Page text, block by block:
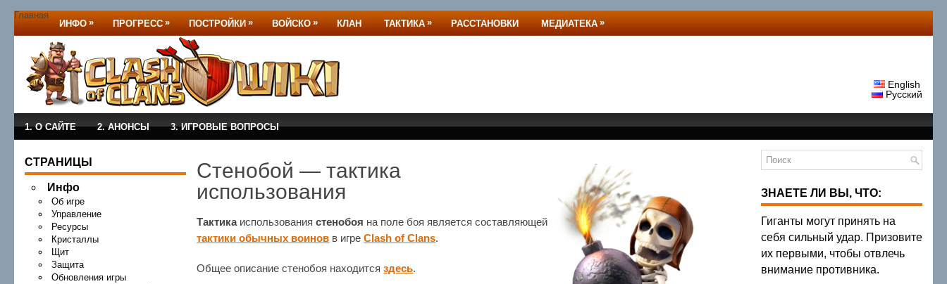
Главная
ИНФО » ПРОГРЕСС » ПОСТРОЙКИ » ВОЙСКО » КЛАН ТАКТИКА » РАССТАНОВКИ МЕДИАТЕКА »
English
Русский
1. О САЙТЕ 2. АНОНСЫ 3. ИГРОВЫЕ ВОПРОСЫ
СТРАНИЦЫ
Инфо
Об игре
Управление
Ресурсы
Кристаллы
Щит
Защита
Обновления игры
Стенобой — тактика
использования
Тактикаиспользования стенобоя на поле боя является составляющей
тактики обычных воинов в игреClash of Clans.
Общее описание стенобоя находитсяздесь.
ЗНАЕТЕ ЛИ ВЫ, ЧТО:
Гиганты могут принять на
себя сильный удар. Призовите
их первыми, чтобы отвлечь
внимание противника.